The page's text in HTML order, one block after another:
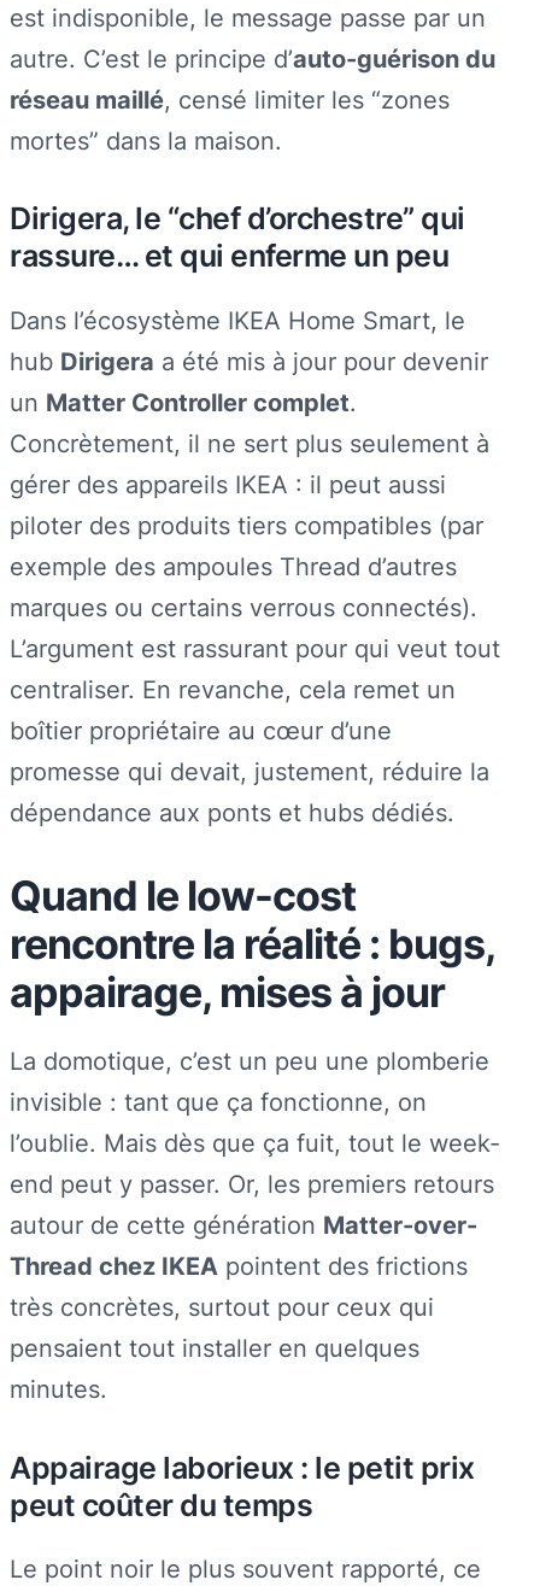
est indisponible, le message passe par un
autre. C’est le principe d’auto-guérison du
réseau maillé, censé limiter les “zones
mortes” dans la maison.
Dirigera, le “chef d’orchestre” qui
rassure… et qui enferme un peu
Dans l’écosystème IKEA Home Smart, le
hub Dirigera a été mis à jour pour devenir
un Matter Controller complet.
Concrètement, il ne sert plus seulement à
gérer des appareils IKEA : il peut aussi
piloter des produits tiers compatibles (par
exemple des ampoules Thread d’autres
marques ou certains verrous connectés).
L’argument est rassurant pour qui veut tout
centraliser. En revanche, cela remet un
boîtier propriétaire au cœur d’une
promesse qui devait, justement, réduire la
dépendance aux ponts et hubs dédiés.
Quand le low-cost
rencontre la réalité : bugs,
appairage, mises à jour
La domotique, c’est un peu une plomberie
invisible : tant que ça fonctionne, on
l’oublie. Mais dès que ça fuit, tout le week-
end peut y passer. Or, les premiers retours
autour de cette génération Matter-over-
Thread chez IKEA pointent des frictions
très concrètes, surtout pour ceux qui
pensaient tout installer en quelques
minutes.
Appairage laborieux : le petit prix
peut coûter du temps
Le point noir le plus souvent rapporté, ce